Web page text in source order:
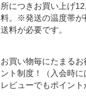
所につきお買い上げ
料。※発送の温度帯が
送料が必要です。
お買い物毎にたまる
ント制度！（入会時
レビューでもポイント